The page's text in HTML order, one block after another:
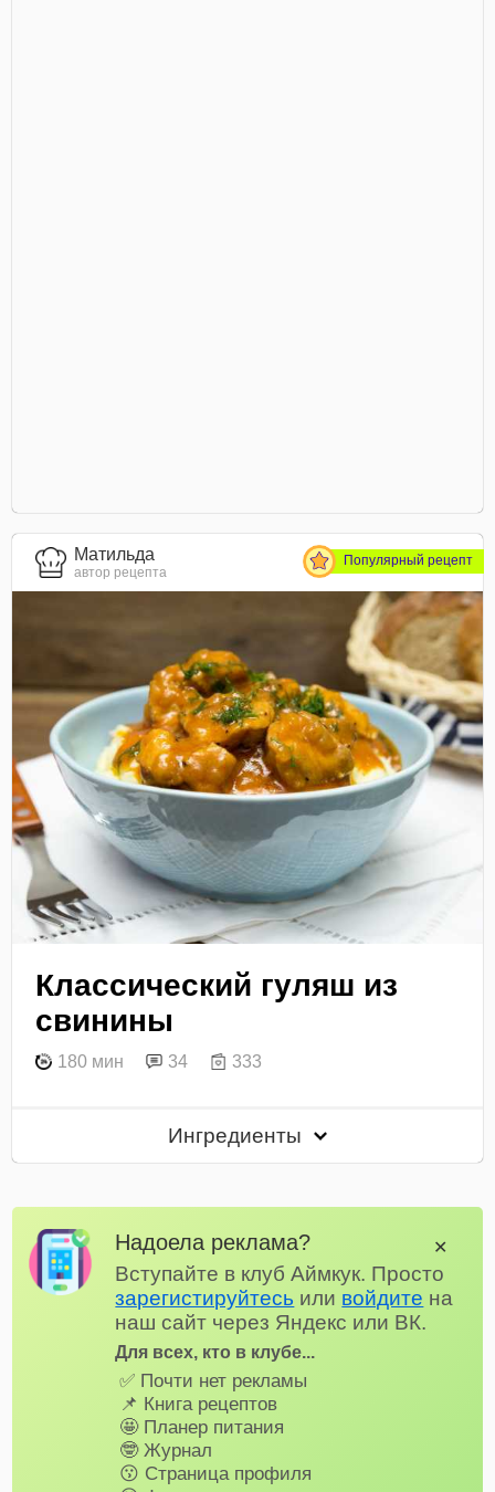
Матильда
автор рецепта
Популярный рецепт
Классический гуляш из
свинины
180 мин 34 333
Ингредиенты
Надоела реклама?
Вступайте в клуб Аймкук. Просто
зарегистируйтесь или войдите на
наш сайт через Яндекс или ВК.
Для всех, кто в клубе...
✅ Почти нет рекламы
📌 Книга рецептов
🤩 Планер питания
🤓 Журнал
😗 Страница профиля
✕